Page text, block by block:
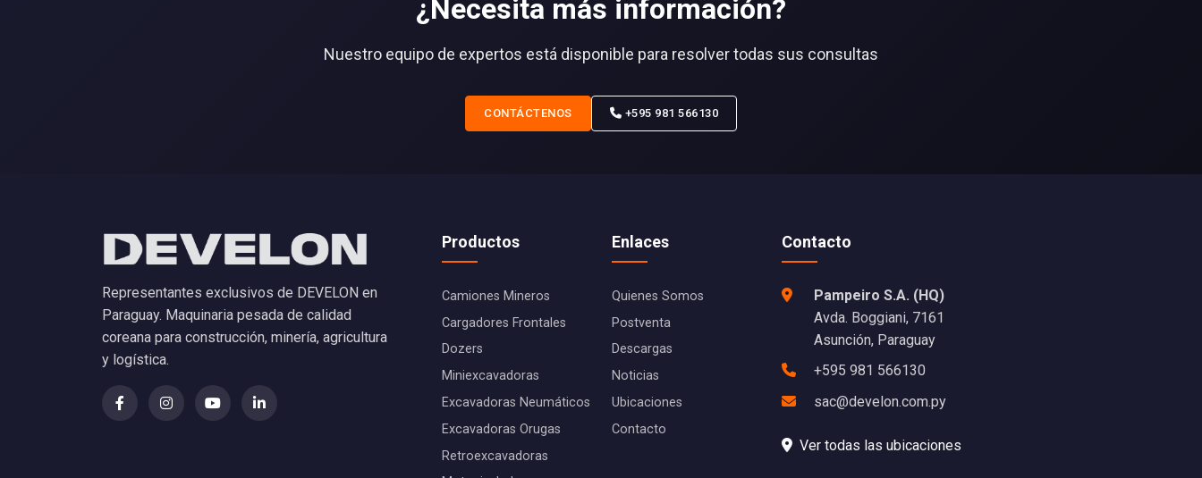
¿Necesita más información?
Nuestro equipo de expertos está disponible para resolver todas sus consultas
CONTÁCTENOS +595 981 566130
Representantes exclusivos de DEVELON en
Paraguay. Maquinaria pesada de calidad
coreana para construcción, minería, agricultura
y logística.
Productos
Camiones Mineros
Cargadores Frontales
Dozers
Miniexcavadoras
Excavadoras Neumáticos
Excavadoras Orugas
Retroexcavadoras
Enlaces
Quienes Somos
Postventa
Descargas
Noticias
Ubicaciones
Contacto
Contacto
Pampeiro S.A. (HQ)
Avda. Boggiani, 7161
Asunción, Paraguay
+595 981 566130
sac@develon.com.py
Ver todas las ubicaciones